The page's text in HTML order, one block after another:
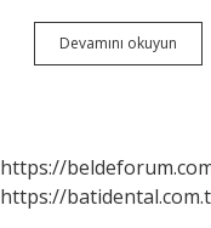
Devamını okuyun
Ve
Mı
https://
https://